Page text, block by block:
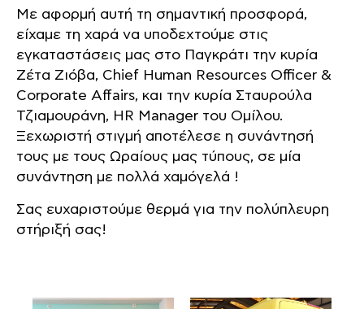
Με αφορμή αυτή τη σημαντική προσφορά,
είχαμε τη χαρά να υποδεχτούμε στις
εγκαταστάσεις μας στο Παγκράτι την κυρία
Ζέτα Ζιόβα, Chief Human Resources Officer &
Corporate Affairs, και την κυρία Σταυρούλα
Τζιαμουράνη, HR Manager του Ομίλου.
Ξεχωριστή στιγμή αποτέλεσε η συνάντησή
τους με τους Ωραίους μας τύπους, σε μία
συνάντηση με πολλά χαμόγελά !
Σας ευχαριστούμε θερμά για την πολύπλευρη
στήριξή σας!